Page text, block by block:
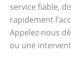
service fiable,
rapidement
Appelez-nous
ou une